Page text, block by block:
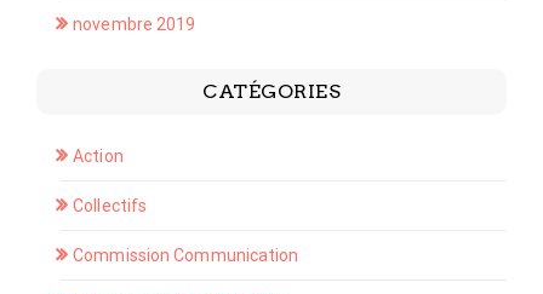
novembre 2019
CATÉGORIES
Action
Collectifs
Commission Communication